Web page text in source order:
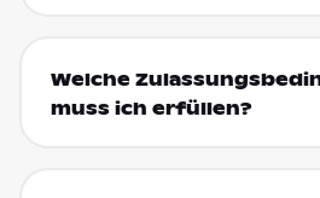
Welche
muss ich erfüllen?